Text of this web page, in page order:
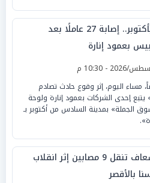
حادث مروع بأكتوبر.. إصابة 27 عاملًا بعد
بعمود إنارة
شخصاً، مساء اليوم، إثر وقوع حادث تصادم
إحدى الشركات بعمود إنارة ولوحة
الجملة» بمدينة السادس من أكتوبر بـ
13 سيارة إسعاف تنقل 9 مصابين إثر انقلاب
بالأقصر